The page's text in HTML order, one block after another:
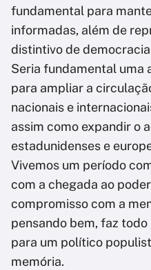
fundamental para
informadas, além de
distintivo de
Seria fundamental uma
para ampliar a
nacionais e
assim como expandir o
estadunidenses e
Vivemos um período
com a chegada ao
compromisso com a
pensando bem, faz
para um político
memória.